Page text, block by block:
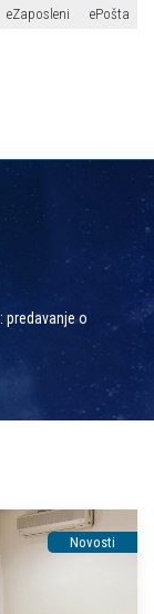
eZaposleni ePošta
predavanje o
Novosti